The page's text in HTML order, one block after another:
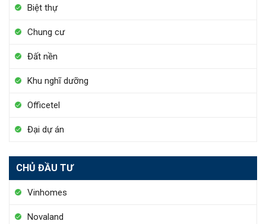
Biệt thự
Chung cư
Đất nền
Khu nghĩ dưỡng
Officetel
Đại dự án
CHỦ ĐẦU TƯ
Vinhomes
Novaland